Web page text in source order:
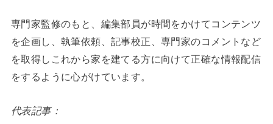
専門家監修のもと、編集部員が時間をかけてコンテンツ
を企画し、執筆依頼、記事校正、専門家のコメントなど
を取得しこれから家を建てる方に向けて正確な情報配信
をするように心がけています。
代表記事：